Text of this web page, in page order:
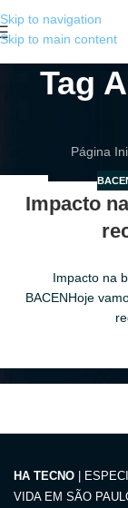
Skip to navigation
Skip to main content
Tag
Página
04
DEZImpacto
Impacto na
BACENHoje
HA TECNO |
VIDA EM SÃO